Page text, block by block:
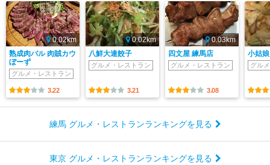
0.02km
熟成肉バル 肉賊カウ
ぼーず
グルメ・レストラン
3.22
0.02km
八鮮大連餃子
グルメ・レストラン
3.21
0.03km
四文屋 練馬店
グルメ・レストラン
3.08
小姑娘
グル
練馬 グルメ・レストランランキングを見る
東京 グルメ・レストランランキングを見る